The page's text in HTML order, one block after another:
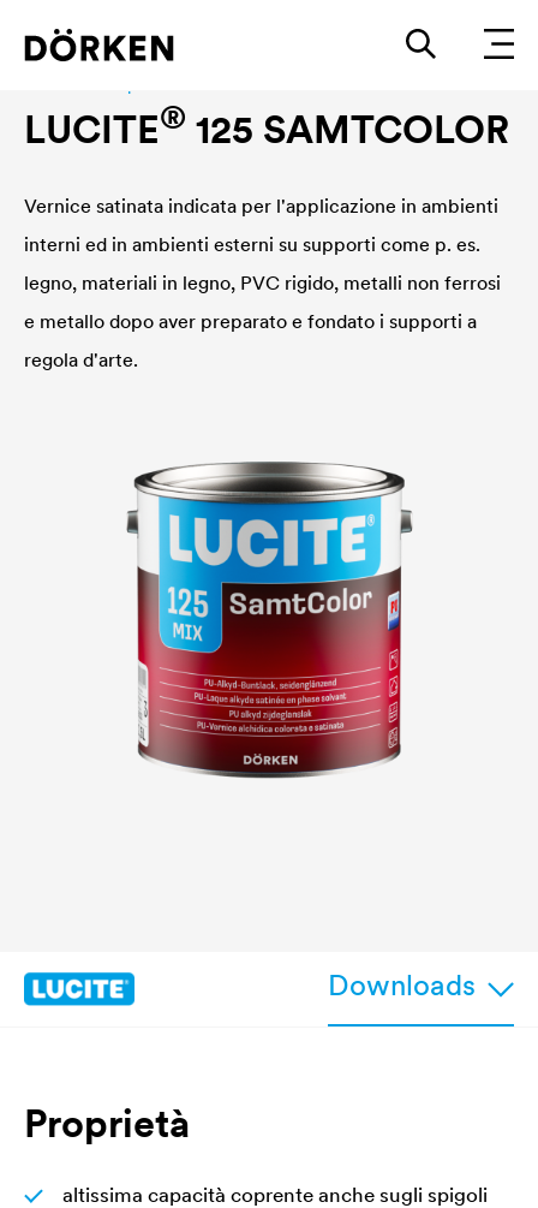
LUCITE® 125 SAMTCOLOR
Vernice satinata indicata per l'applicazione in ambienti
interni ed in ambienti esterni su supporti come p. es.
legno, materiali in legno, PVC rigido, metalli non ferrosi
e metallo dopo aver preparato e fondato i supporti a
regola d'arte.
Downloads
Proprietà
altissima capacità coprente anche sugli spigoli